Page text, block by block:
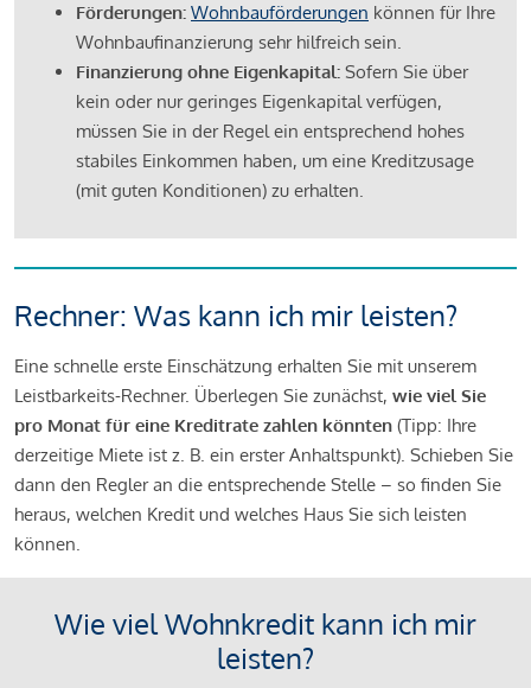
Förderungen: Wohnbauförderungen können für Ihre
Wohnbaufinanzierung sehr hilfreich sein.
Finanzierung ohne Eigenkapital: Sofern Sie über
kein oder nur geringes Eigenkapital verfügen,
müssen Sie in der Regel ein entsprechend hohes
stabiles Einkommen haben, um eine Kreditzusage
(mit guten Konditionen) zu erhalten.
Rechner: Was kann ich mir leisten?
Eine schnelle erste Einschätzung erhalten Sie mit unserem
Leistbarkeits-Rechner. Überlegen Sie zunächst, wie viel Sie
pro Monat für eine Kreditrate zahlen könnten (Tipp: Ihre
derzeitige Miete ist z. B. ein erster Anhaltspunkt). Schieben Sie
dann den Regler an die entsprechende Stelle – so finden Sie
heraus, welchen Kredit und welches Haus Sie sich leisten
können.
Wie viel Wohnkredit kann ich mir
leisten?